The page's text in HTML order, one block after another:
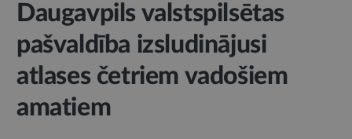
Daugavpils valstspilsētas
pašvaldība izsludinājusi
atlases četriem vadošiem
amatiem